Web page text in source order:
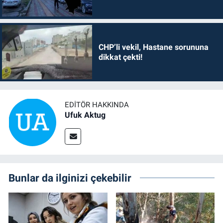
CHP’li vekil, Hastane sorununa
dikkat çekti!
EDITÖR HAKKINDA
Ufuk Aktug
Bunlar da ilginizi çekebilir